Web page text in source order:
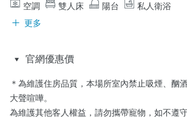
空調
雙人床 陽台
私人衛浴
更多
官網優惠價
＊為維護住房品質，本場所室內禁止吸煙、酗
大聲喧嘩。
為維護其他客人權益，請勿攜帶寵物，如不遵